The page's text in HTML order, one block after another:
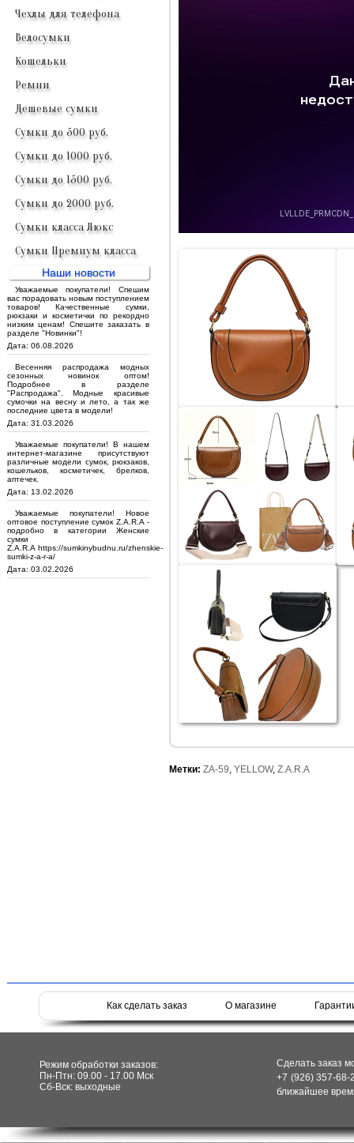
Чехлы для телефона
Велосумки
Кошельки
Ремни
Дешевые сумки
Сумки до 500 руб.
Сумки до 1000 руб.
Сумки до 1500 руб.
Сумки до 2000 руб.
Сумки класса Люкс
Сумки Премиум класса
Наши новости
Уважаемые покупатели! Спешим
вас порадовать новым поступлением
товаров! Качественные сумки,
рюкзаки и косметички по рекордно
низким ценам! Спешите заказать в
разделе "Новинки"!
Дата: 06.08.2026
Весенняя распродажа модных
сезонных новинок оптом!
Подробнее в разделе
"Распродажа". Модные красивые
сумочки на весну и лето, а так же
последние цвета в модели!
Дата: 31.03.2026
Уважаемые покупатели! В нашем
интернет-магазине присутствуют
различные модели сумок, рюкзаков,
кошельков, косметичек, брелков,
аптечек.
Дата: 13.02.2026
Уважаемые покупатели! Новое
оптовое поступление сумок Z.A.R.A -
подробно в категории Женские
сумки
Z.A.R.A https://sumkinybudnu.ru/zhenskie-
sumki-z-a-r-a/
Дата: 03.02.2026
Метки: ZA-59 YELLOW, Z.A.R.A
Как сделать заказ О магазине
Режим обработки заказов:
Пн-Птн: 09.00 - 17.00 Мск
Сб-Вск: выходные
Сделать заказ
+7 (926) 357-
ближайшее